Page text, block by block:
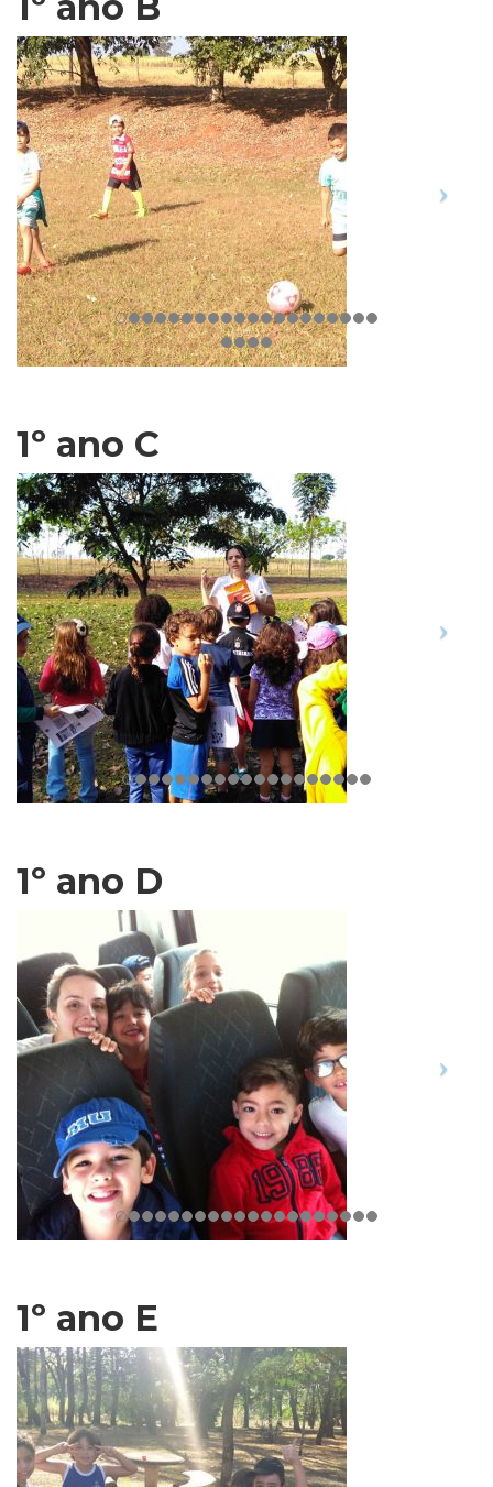
1º ano C
1º ano D
1º ano E